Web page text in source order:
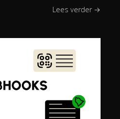
Lees verder →